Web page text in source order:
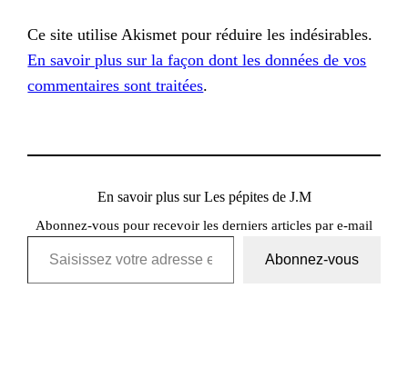
Ce site utilise Akismet pour réduire les indésirables.
En savoir plus sur la façon dont les données de vos
commentaires sont traitées.
En savoir plus sur Les pépites de J.M
Abonnez-vous pour recevoir les derniers articles par e-mail
Saisissez votre adresse e-mail…
Abonnez-vous